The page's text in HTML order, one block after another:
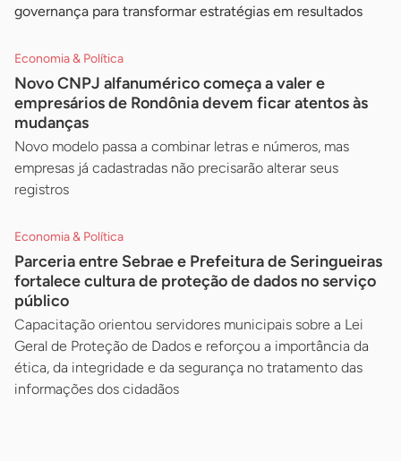
governança para transformar estratégias em resultados
Economia & Política
Novo CNPJ alfanumérico começa a valer e
empresários de Rondônia devem ficar atentos às
mudanças
Novo modelo passa a combinar letras e números, mas
empresas já cadastradas não precisarão alterar seus
registros
Economia & Política
Parceria entre Sebrae e Prefeitura de Seringueiras
fortalece cultura de proteção de dados no serviço
público
Capacitação orientou servidores municipais sobre a Lei
Geral de Proteção de Dados e reforçou a importância da
ética, da integridade e da segurança no tratamento das
informações dos cidadãos